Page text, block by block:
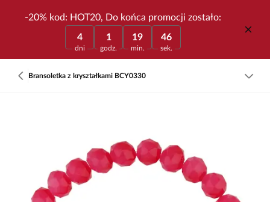
-20% kod: HOT20, Do końca promocji zostało:
4
dni
1
godz.
19
min.
46
sek.
Bransoletka z kryształkami BCY0330